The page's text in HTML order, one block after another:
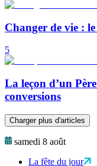
Changer de vie :
5
La leçon d’un
conversions
Charger plus d'articles
samedi 8 août
La fête du jour